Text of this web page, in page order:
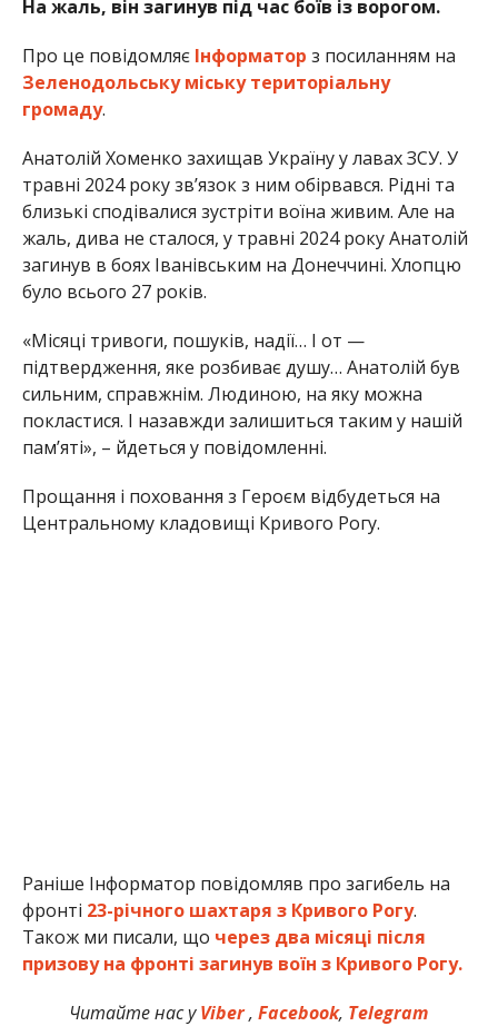
На жаль, він загинув під час боїв із ворогом.
Про це повідомляє Інформатор з посиланням на
Зеленодольську міську територіальну
громаду.
Анатолій Хоменко захищав Україну у лавах ЗСУ. У
травні 2024 року звʼязок з ним обірвався. Рідні та
близькі сподівалися зустріти воїна живим. Але на
жаль, дива не сталося, у травні 2024 року Анатолій
загинув в боях Іванівським на Донеччині. Хлопцю
було всього 27 років.
«Місяці тривоги, пошуків, надії… І от —
підтвердження, яке розбиває душу… Анатолій був
сильним, справжнім. Людиною, на яку можна
покластися. І назавжди залишиться таким у нашій
пам’яті», – йдеться у повідомленні.
Прощання і поховання з Героєм відбудеться на
Центральному кладовищі Кривого Рогу.
Раніше Інформатор повідомляв про загибель на
фронті 23-річного шахтаря з Кривого Рогу.
Також ми писали, що через два місяці після
призову на фронті загинув воїн з Кривого Рогу.
Читайте нас уViber,Facebook, Telegram